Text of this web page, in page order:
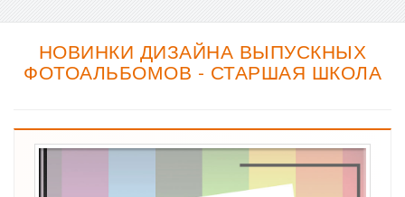
НОВИНКИ ДИЗАЙНА ВЫПУСКНЫХ
ФОТОАЛЬБОМОВ - СТАРШАЯ ШКОЛА